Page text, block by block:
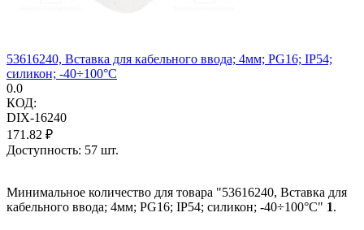
53616240, Вставка для кабельного ввода; 4мм; PG16; IP54;
силикон; -40÷100°C
0.0
КОД:
DIX-16240
171.82 ₽
Доступность: 57 шт.
Минимальное количество для товара "53616240, Вставка для
кабельного ввода; 4мм; PG16; IP54; силикон; -40÷100°C" 1.